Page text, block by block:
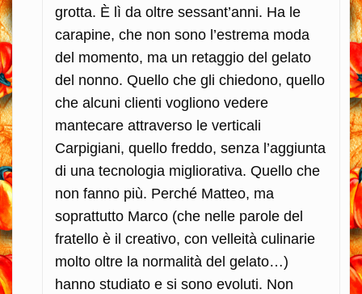
grotta. È lì da oltre sessant’anni. Ha le
carapine, che non sono l’estrema moda
del momento, ma un retaggio del gelato
del nonno. Quello che gli chiedono, quello
che alcuni clienti vogliono vedere
mantecare attraverso le verticali
Carpigiani, quello freddo, senza l’aggiunta
di una tecnologia migliorativa. Quello che
non fanno più. Perché Matteo, ma
soprattutto Marco (che nelle parole del
fratello è il creativo, con velleità culinarie
molto oltre la normalità del gelato…)
hanno studiato e si sono evoluti. Non